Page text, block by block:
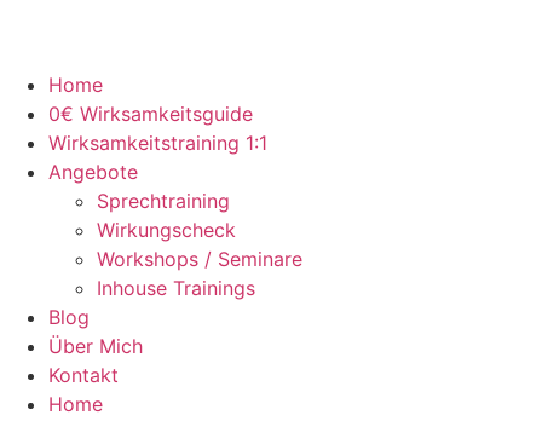
Home
0€ Wirksamkeitsguide
Wirksamkeitstraining 1:1
Angebote
Sprechtraining
Wirkungscheck
Workshops / Seminare
Inhouse Trainings
Blog
Über Mich
Kontakt
Home